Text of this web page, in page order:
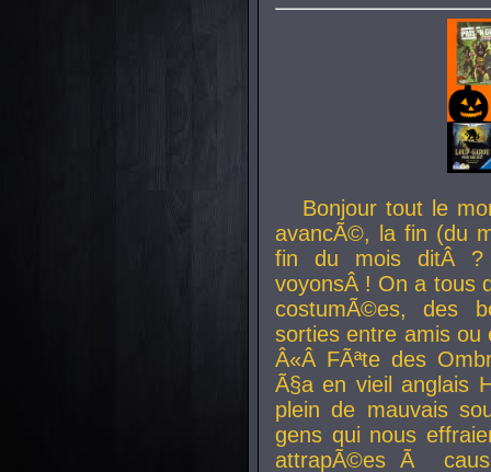
Bonjour tout le
avancÃ©, la fin (du
fin du mois ditÂ ?
voyonsÂ ! On a tous
costumÃ©es, des
sorties entre amis
Â«Â FÃªte des
Ã§a en vieil anglais
plein de mauvais
gens qui nous
attrapÃ©es Ã